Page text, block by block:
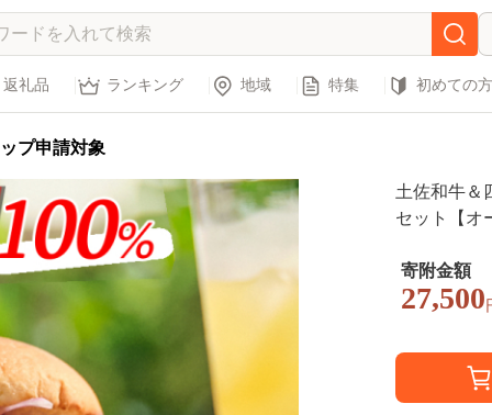
返礼品 ランキング 地域 特集 初めての方
プ申請対象
土佐和牛＆
セット【オ
寄附金額
27,500